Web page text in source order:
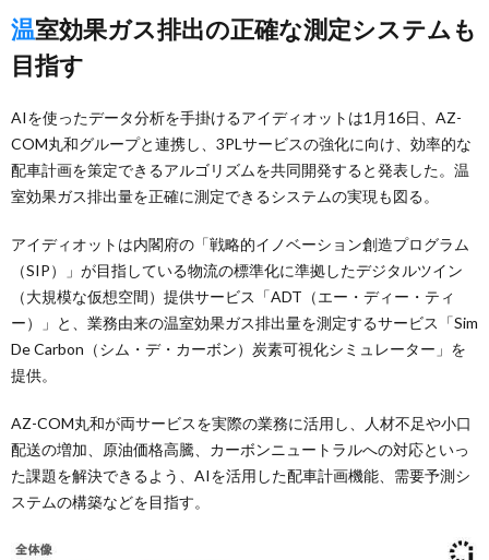
温室効果ガス排出の正確な測定システムも
目指す
AIを使ったデータ分析を手掛けるアイディオットは1月16日、AZ-
COM丸和グループと連携し、3PLサービスの強化に向け、効率的な
配車計画を策定できるアルゴリズムを共同開発すると発表した。温
室効果ガス排出量を正確に測定できるシステムの実現も図る。
アイディオットは内閣府の「戦略的イノベーション創造プログラム
（SIP）」が目指している物流の標準化に準拠したデジタルツイン
（大規模な仮想空間）提供サービス「ADT（エー・ディー・ティ
ー）」と、業務由来の温室効果ガス排出量を測定するサービス「Sim
De Carbon（シム・デ・カーボン）炭素可視化シミュレーター」を
提供。
AZ-COM丸和が両サービスを実際の業務に活用し、人材不足や小口
配送の増加、原油価格高騰、カーボンニュートラルへの対応といっ
た課題を解決できるよう、AIを活用した配車計画機能、需要予測シ
ステムの構築などを目指す。